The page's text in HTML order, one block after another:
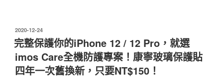
發
佈
於
2020-12-24
完整保護你的iPhone 12 / 12 Pro，就選
imos Care全機防護專案！康寧玻璃保護貼
四年一次舊換新，只要NT$150！